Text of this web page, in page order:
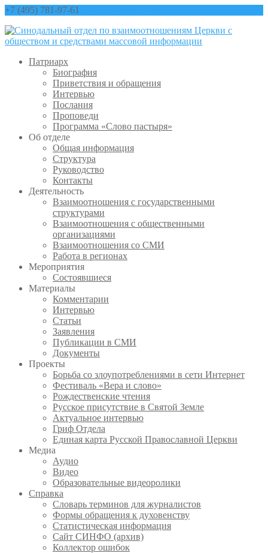
+7 (495) 781-97-61
Патриарх
Биография
Приветствия и обращения
Интервью
Послания
Проповеди
Программа «Слово пастыря»
Об отделе
Общая информация
Структура
Руководство
Контакты
Деятельность
Взаимоотношения с государственными
структурами
Взаимоотношения с общественными
организациями
Взаимоотношения со СМИ
Работа в регионах
Мероприятия
Состоявшиеся
Материалы
Комментарии
Интервью
Статьи
Заявления
Публикации в СМИ
Документы
Проекты
Борьба со злоупотреблениями в сети Интернет
Фестиваль «Вера и слово»
Рождественские чтения
Русское присутствие в Святой Земле
Актуальное интервью
Гриф Отдела
Единая карта Русской Православной Церкви
Медиа
Аудио
Видео
Образовательные видеоролики
Справка
Словарь терминов для журналистов
Формы обращения к духовенству
Статистическая информация
Сайт СИНФО (архив)
Коллектор ошибок